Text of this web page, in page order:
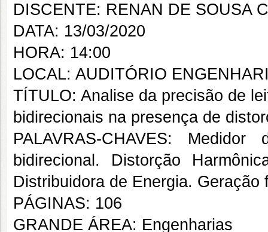
DISCENTE: RENAN DE SOUSA
DATA: 13/03/2020
HORA: 14:00
LOCAL: AUDITÓRIO
TÍTULO: Analise da precisão de
bidirecionais na presença de
PALAVRAS-CHAVES:
bidirecional. Distorção
Distribuidora de Energia. Geração
PÁGINAS: 106
GRANDE ÁREA: Engenharias